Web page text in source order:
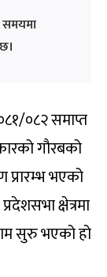
समयमा
०८२ समाप्त
गौरबको
प्रारम्भ भएको
क्षेत्रमा
सुरु भएको हो